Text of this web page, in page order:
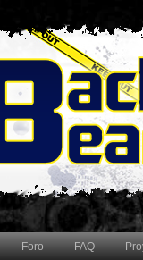
Foro FAQ